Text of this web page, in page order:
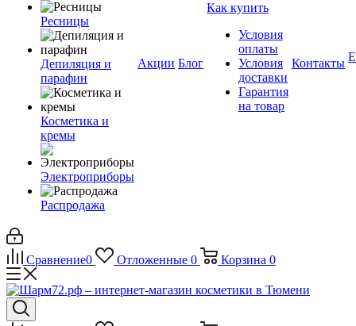
Ресницы
Депиляция и
парафин
Косметика и
кремы
Электроприборы
Распродажа
Акции Блог
Как купить
Условия
оплаты
Условия
доставки
Гарантия
на товар
Контакты
Сравнение0 Отложенные 0 Корзина 0